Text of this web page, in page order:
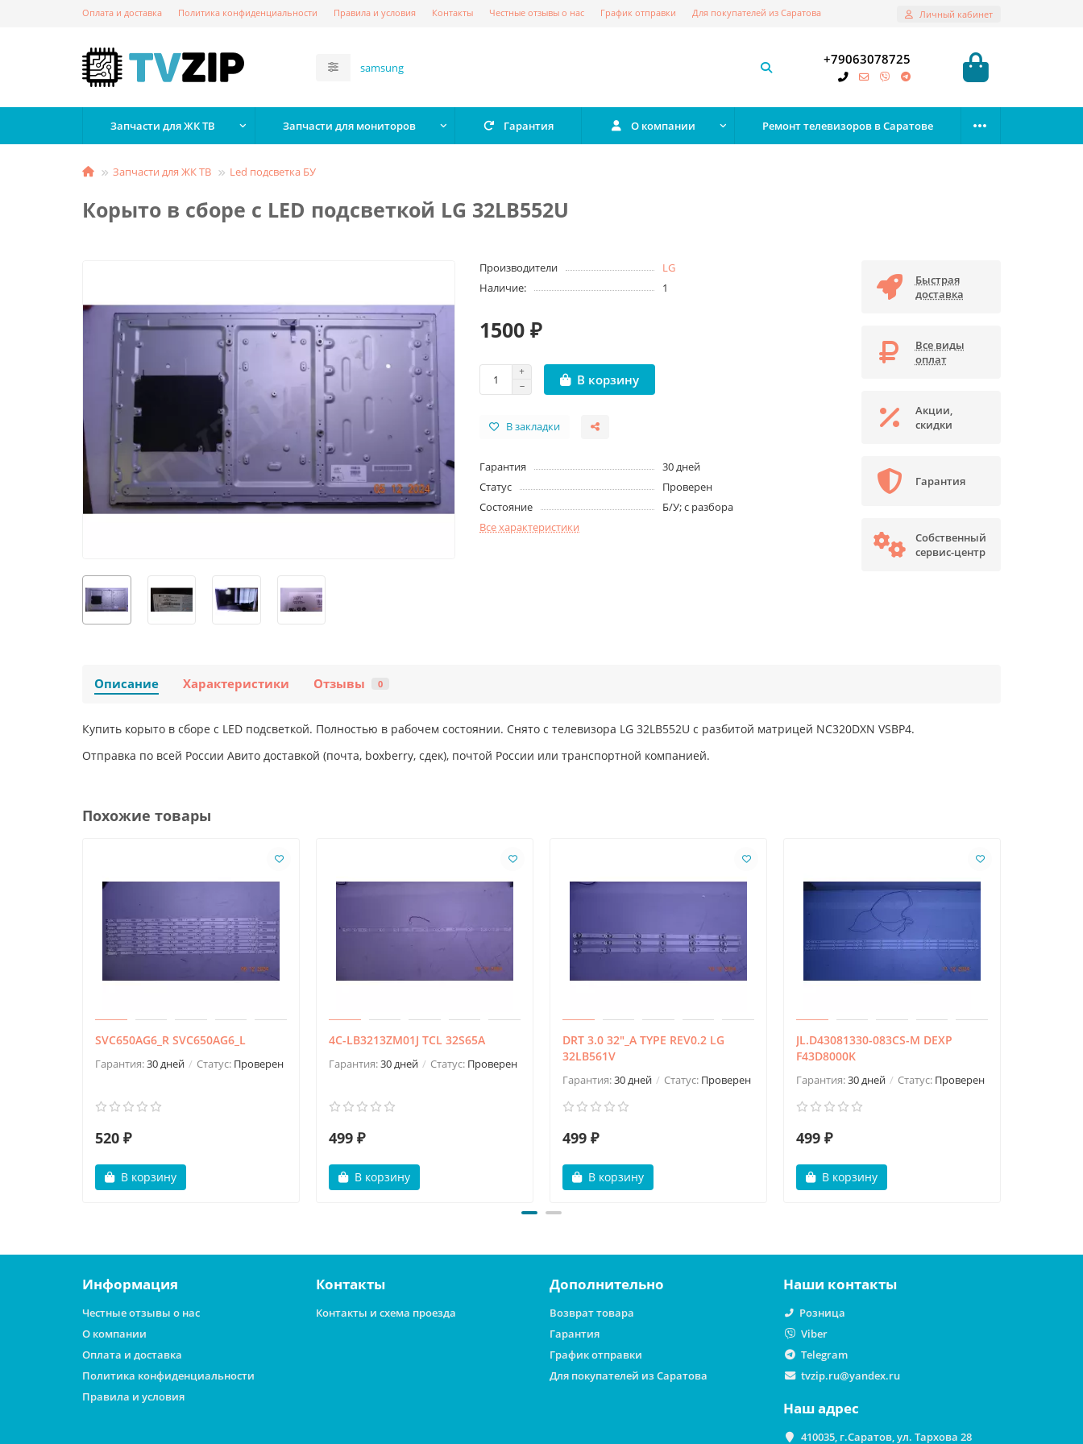
Оплата и доставка Политика конфиденциальности Правила и условия Контакты Честные отзывы о нас График отправки Для покупателей из Саратова Личный кабинет
+79063078725
Запчасти для ЖК ТВ Запчасти для мониторов Гарантия О компании Ремонт телевизоров в Саратове
Запчасти для ЖК ТВ Led подсветка БУ
Корыто в сборе с LED подсветкой LG 32LB552U
Производители
LG
Наличие:
1
1500 ₽
В корзину
В закладки
Гарантия
30 дней
Статус
Проверен
Состояние
Б/У; с разбора
Все характеристики
Быстрая
доставка
Все виды
оплат
Акции,
скидки
Гарантия
Собственный
сервис-центр
Описание Характеристики Отзывы 0
Купить корыто в сборе с LED подсветкой. Полностью в рабочем состоянии. Снято с телевизора LG 32LB552U с разбитой матрицей NC320DXN VSBP4.
Отправка по всей России Авито доставкой (почта, boxberry, сдек), почтой России или транспортной компанией.
Похожие товары
SVC650AG6_R SVC650AG6_L
Гарантия:30 дней Статус: Проверен
520 ₽
В корзину
4C-LB3213ZM01J TCL 32S65A
Гарантия:30 дней Статус: Проверен
499 ₽
В корзину
DRT 3.0 32"_A TYPE REV0.2 LG
32LB561V
Гарантия:30 дней Статус: Проверен
499 ₽
В корзину
JL.D43081330-083CS-M DEXP
F43D8000K
Гарантия:30 дней Статус: Проверен
499 ₽
В корзину
Информация
Честные отзывы о нас
О компании
Оплата и доставка
Политика конфиденциальности
Правила и условия
Контакты
Контакты и схема проезда
Дополнительно
Возврат товара
Гарантия
График отправки
Для покупателей из Саратова
Наши контакты
Розница
Viber
Telegram
tvzip.ru@yandex.ru
Наш адрес
410035, г.Саратов, ул. Тархова 28